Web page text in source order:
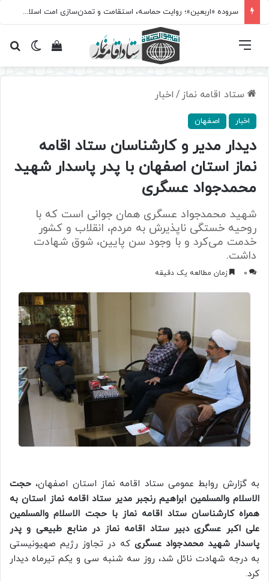
سروده‌ «اربعین»؛ روایت حماسه، استقامت و تمدن‌سازی امت اسلامی
تغییرمشاهده فهرست
ستاد اقامه نماز / اخبار
اخبار اصفهان
دیدار مدیر و کارشناسان ستاد اقامه
نماز استان اصفهان با پدر پاسدار شهید
محمدجواد عسگری
شهید محمدجواد عسگری همان جوانی است که با
روحیه خستگی ناپذیرش به مردم، انقلاب و کشور
خدمت می‌کرد و با وجود سن پایین، شوق شهادت
داشت.
0 زمان مطالعه یک دقیقه
به گزارش روابط عمومی ستاد اقامه نماز استان اصفهان، حجت
الاسلام والمسلمین ابراهیم رنجبر مدیر ستاد اقامه نماز استان به
همراه کارشناسان ستاد اقامه نماز با حجت الاسلام والمسلمین
علی اکبر عسگری دبیر ستاد اقامه نماز در منابع طبیعی و پدر
پاسدار شهید محمدجواد عسگری که در تجاوز رژیم صهیونیستی
به درجه شهادت نائل شد، روز سه شنبه سی و یکم تیرماه دیدار
کرد.